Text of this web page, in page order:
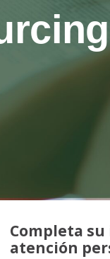
Completa
atención